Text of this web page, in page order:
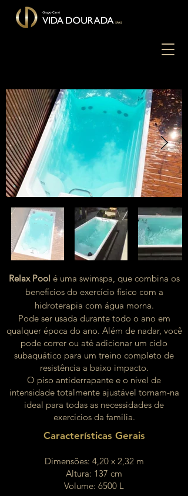
RelaxPool é uma swimspa, que combina os
benefícios do exercício físico com a
hidroterapia com água morna.
​Pode ser usada durante todo o ano em
qualquer época do ano. Além de nadar, você
pode correr ou até adicionar um ciclo
subaquático para um treino completo de
resistência a baixo impacto.
O piso antiderrapante e o nível de
intensidade totalmente ajustável tornam-na
ideal para todas as necessidades de
exercícios da família.
Características Gerais​
Dimensões: 4,20 x 2,32 m
Altura: 137 cm
Volume: 6500 L